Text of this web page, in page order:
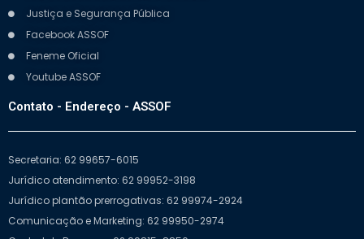
Justiça e Segurança Pública
Facebook ASSOF
Feneme Oficial
Youtube ASSOF
Contato - Endereço - ASSOF
Secretaria: 62 99657-6015
Jurídico atendimento: 62 99952-3198
Jurídico plantão prerrogativas: 62 99974-2924
Comunicação e Marketing: 62 99950-2974